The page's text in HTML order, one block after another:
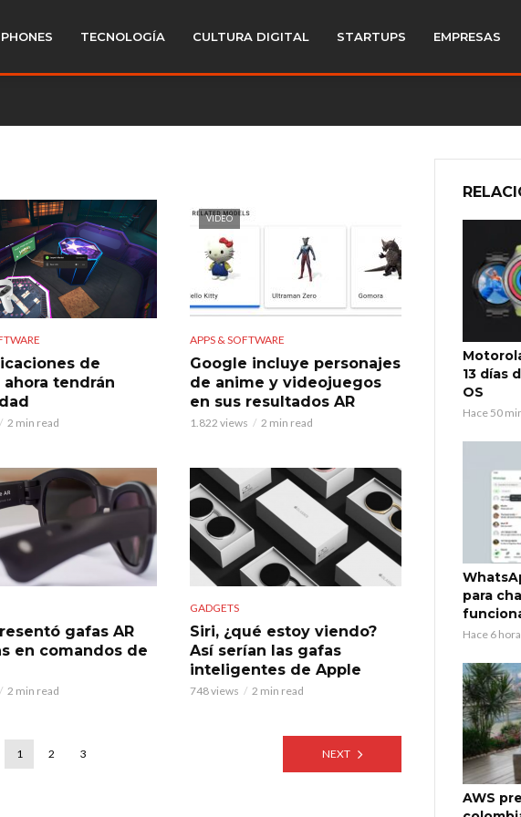
TECNOLOGÍA CULTURA DIGITAL STARTUPS EMPRESAS
de
ahora tendrán
2 min read
VIDEO
APPS & SOFTWARE
Google incluye personajes
de anime y videojuegos
en sus resultados AR
1.822 views 2 min read
gafas AR
en comandos de
2 min read
GADGETS
Siri, ¿qué estoy viendo?
Así serían las gafas
inteligentes de Apple
748 views 2 min read
1 2 3 NEXT
13 días
OS
Hace 50
para
Hace 6
AWS